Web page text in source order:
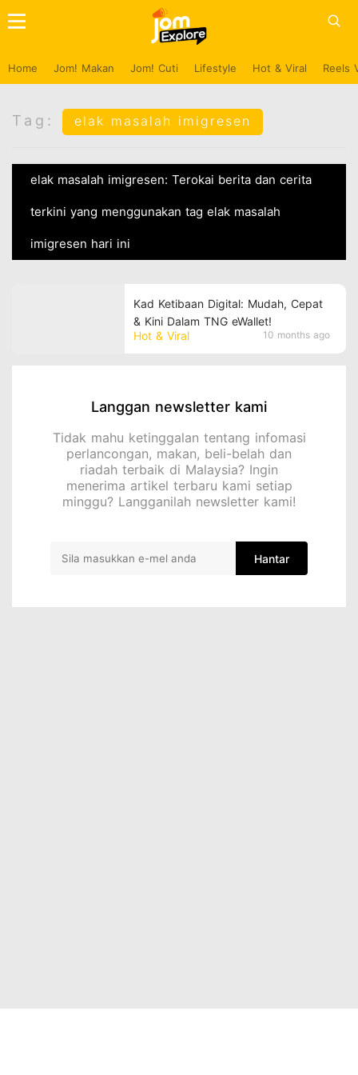
Home Jom! Makan Jom! Cuti Lifestyle Hot & Viral Reels
Tag: elak masalah imigresen
elak masalah imigresen: Terokai berita dan cerita
terkini yang menggunakan tag elak masalah
imigresen hari ini
Hot & Viral 10 months ago
Kad Ketibaan Digital: Mudah, Cepat
& Kini Dalam TNG eWallet!
Langgan newsletter kami
Tidak mahu ketinggalan tentang infomasi
perlancongan, makan, beli-belah dan
riadah terbaik di Malaysia? Ingin
menerima artikel terbaru kami setiap
minggu? Langganilah newsletter kami!
Hantar